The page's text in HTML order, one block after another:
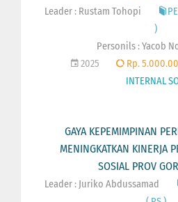
Leader : Rustam Tohopi
)
Personils :Yacob
2025 Rp.
INTERNAL
GAYA KEPEMIMPINAN
MENINGKATKAN KINERJA
SOSIAL PROV
Leader : Juriko Abdussamad